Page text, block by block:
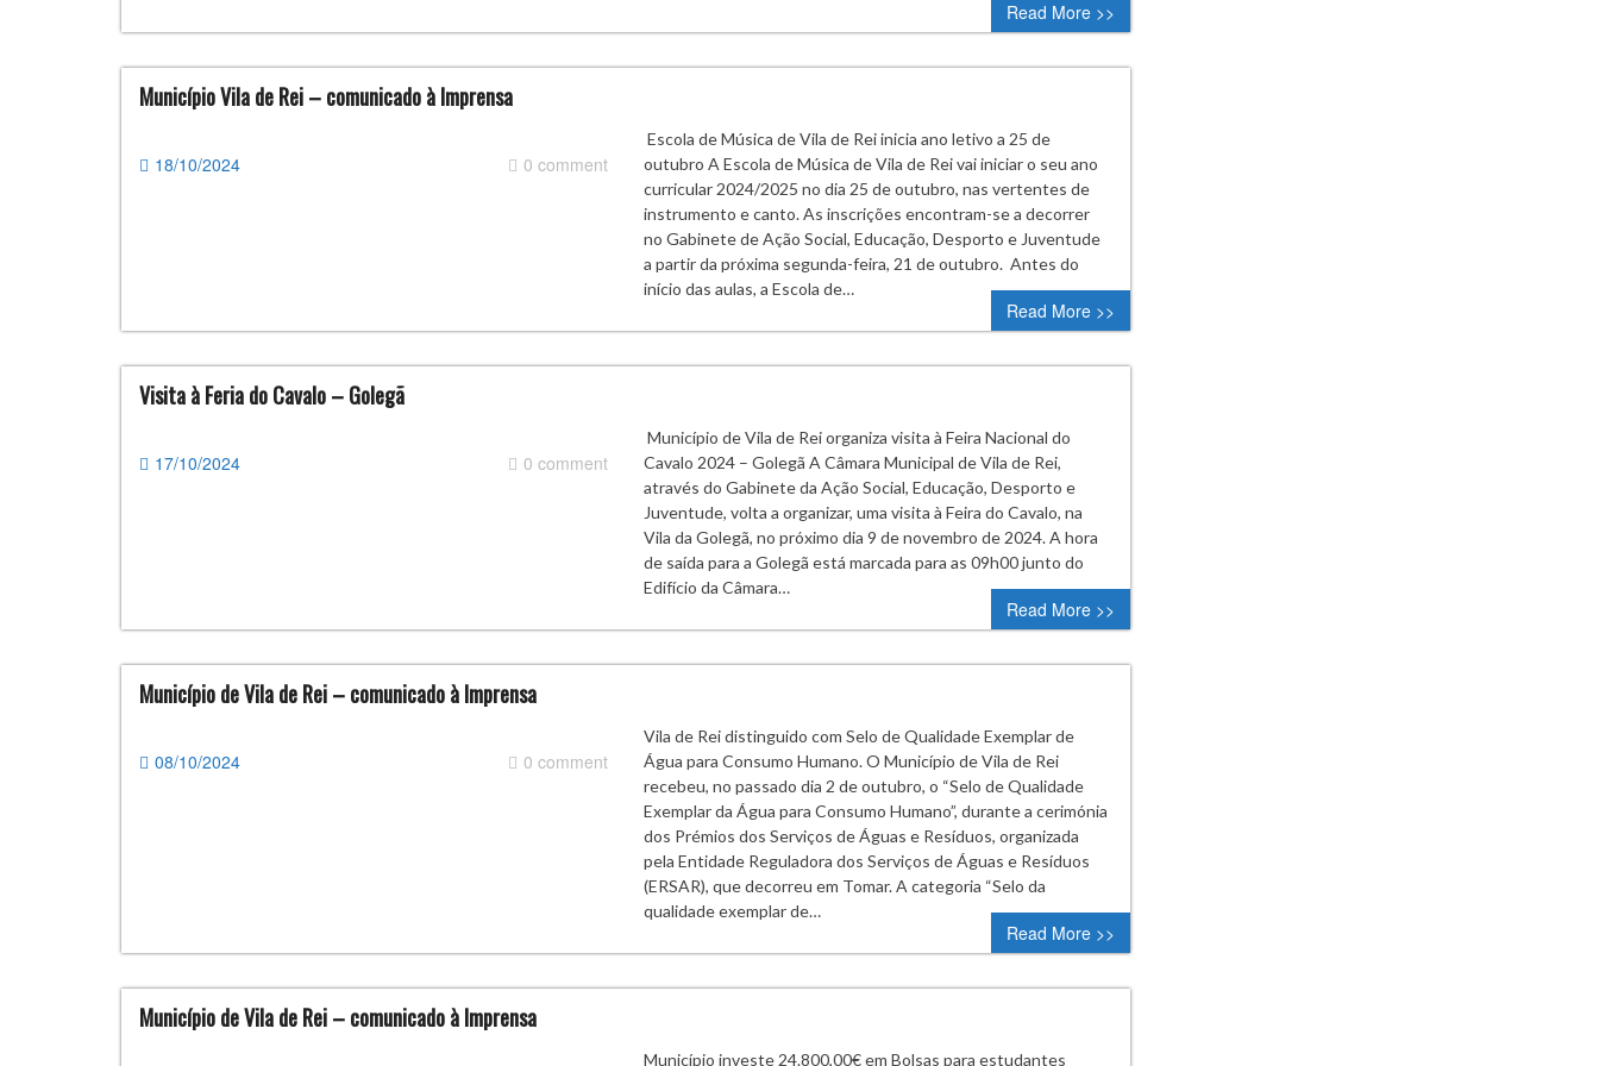
Read More >>
Município Vila de Rei – comunicado à Imprensa
18/10/2024 0 comment
Escola de Música de Vila de Rei inicia ano letivo a 25 de
outubro A Escola de Música de Vila de Rei vai iniciar o seu ano
curricular 2024/2025 no dia 25 de outubro, nas vertentes de
instrumento e canto. As inscrições encontram-se a decorrer
no Gabinete de Ação Social, Educação, Desporto e Juventude
a partir da próxima segunda-feira, 21 de outubro. Antes do
início das aulas, a Escola de…
Read More >>
Visita à Feria do Cavalo – Golegã
17/10/2024 0 comment
Município de Vila de Rei organiza visita à Feira Nacional do
Cavalo 2024 – Golegã A Câmara Municipal de Vila de Rei,
através do Gabinete da Ação Social, Educação, Desporto e
Juventude, volta a organizar, uma visita à Feira do Cavalo, na
Vila da Golegã, no próximo dia 9 de novembro de 2024. A hora
de saída para a Golegã está marcada para as 09h00 junto do
Edifício da Câmara…
Read More >>
Município de Vila de Rei – comunicado à Imprensa
08/10/2024 0 comment
Vila de Rei distinguido com Selo de Qualidade Exemplar de
Água para Consumo Humano. O Município de Vila de Rei
recebeu, no passado dia 2 de outubro, o “Selo de Qualidade
Exemplar da Água para Consumo Humano”, durante a cerimónia
dos Prémios dos Serviços de Águas e Resíduos, organizada
pela Entidade Reguladora dos Serviços de Águas e Resíduos
(ERSAR), que decorreu em Tomar. A categoria “Selo da
qualidade exemplar de…
Read More >>
Município de Vila de Rei – comunicado à Imprensa
Município investe 24.800,00€ em Bolsas para estudantes